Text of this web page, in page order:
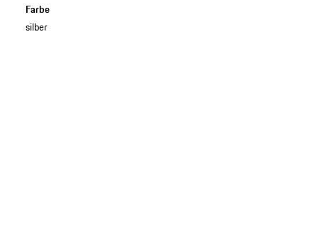
Farbe
silber